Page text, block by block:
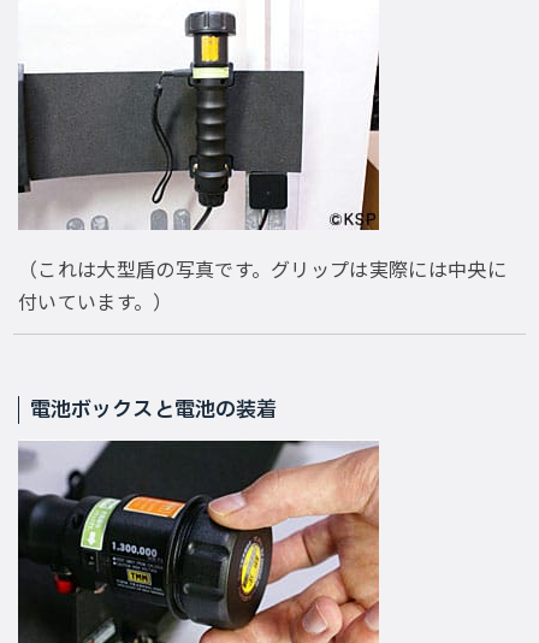
（これは大型盾の写真です。グリップは実際には中央に
付いています。）
電池ボックスと電池の装着